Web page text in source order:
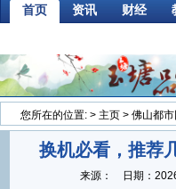
首页 资讯 财经
您所在的位置: > 主页 > 佛山都市
换机必看，推荐
来源： 日期：